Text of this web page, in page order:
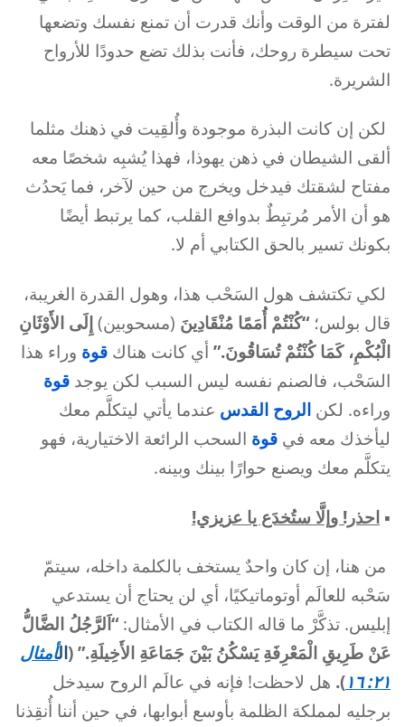
لفترة من الوقت وأنك قدرت أن تمنع نفسك وتضعها
تحت سيطرة روحك، فأنت بذلك تضع حدودًا للأرواح
الشريرة.
لكن إن كانت البذرة موجودة وأُلقِيت في ذهنك مثلما
ألقى الشيطان في ذهن يهوذا، فهذا يُشبِه شخصًا معه
مفتاح لشقتك فيدخل ويخرج من حين لآخر، فما يَحدُث
هو أن الأمر مُرتبِطٌ بدوافع القلب، كما يرتبط أيضًا
بكونك تسير بالحق الكتابي أم لا.
لكي تكتشف هول السَحْب هذا، وهول القدرة الغريبة،
قال بولس؛ “كُنْتُمْ أُمَمًا مُنْقَادِينَ (مسحوبين) إِلَى الأَوْثَانِ
الْبُكْمِ، كَمَا كُنْتُمْ تُسَاقُونَ.” أي كانت هناك قوة وراء هذا
السَحْب، فالصنم نفسه ليس السبب لكن يوجد قوة
وراءه. لكن الروح القدس عندما يأتي ليتكلَّم معك
ليأخذك معه في قوة السحب الرائعة الاختيارية، فهو
يتكلَّم معك ويصنع حوارًا بينك وبينه.
▪︎ احذر! وإلَّا ستُخدَع يا عزيزي!
من هنا، إن كان واحدٌ يستخف بالكلمة داخله، سيتمّ
سَحْبه للعالَم أوتوماتيكيًا، أي لن يحتاج أن يستدعي
إبليس. تذكَّرْ ما قاله الكتاب في الأمثال: “اَلرَّجُلُ الضَّالُّ
عَنْ طَرِيقِ الْمَعْرِفَةِ يَسْكُنُ بَيْنَ جَمَاعَةِ الأَخِيلَةِ.” (الأمثال
٢١: ١٦
). هل لاحظت! فإنه في عالَم الروح سيدخل
برجليه لمملكة الظلمة بأوسع أبوابها، في حين أننا أُنقِذنا